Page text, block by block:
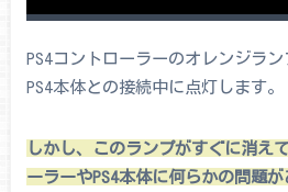
PS4コントローラーのオレンジラ
PS4本体との接続中に点灯します。
しかし、このランプがすぐに消え
ーラーやPS4本体に何らかの問題が